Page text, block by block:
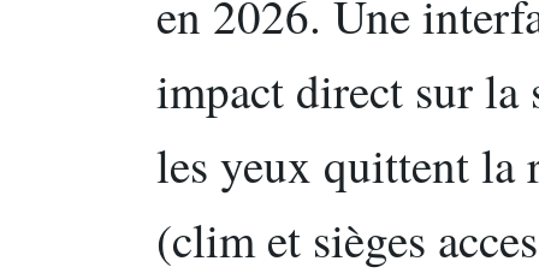
en 2026. Une
impact direct sur la
les yeux quittent la
(clim et sièges